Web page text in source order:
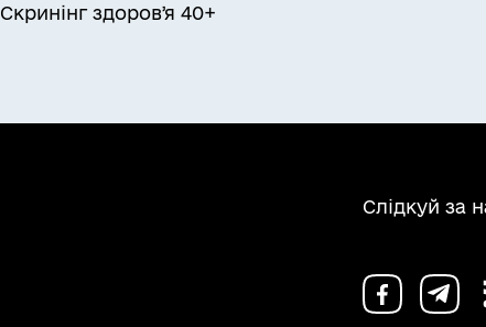
Скринінг здоровʼя 40+
Слідкуй за